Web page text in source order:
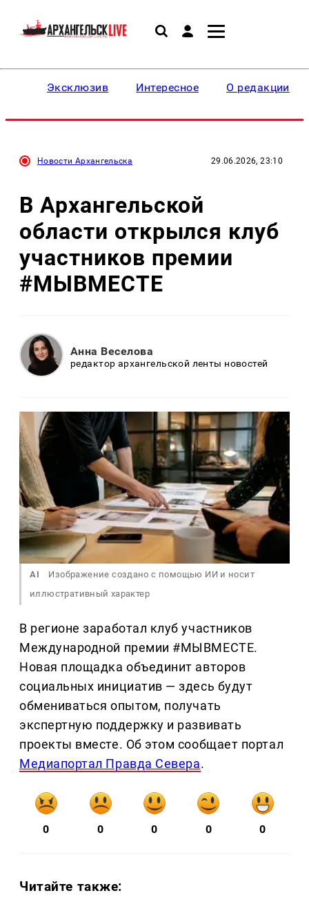
Эксклюзив Интересное О редакции
Новости Архангельска 29.06.2026, 23:10
В Архангельской
области открылся клуб
участников премии
#МЫВМЕСТЕ
Анна Веселова
редактор архангельской ленты новостей
AI
Изображение создано с помощью ИИ и носит
иллюстративный характер
В регионе заработал клуб участников
Международной премии #МЫВМЕСТЕ.
Новая площадка объединит авторов
социальных инициатив — здесь будут
обмениваться опытом, получать
экспертную поддержку и развивать
проекты вместе. Об этом сообщает портал
Медиапортал Правда Севера.
0 0 0 0 0
Читайте также: